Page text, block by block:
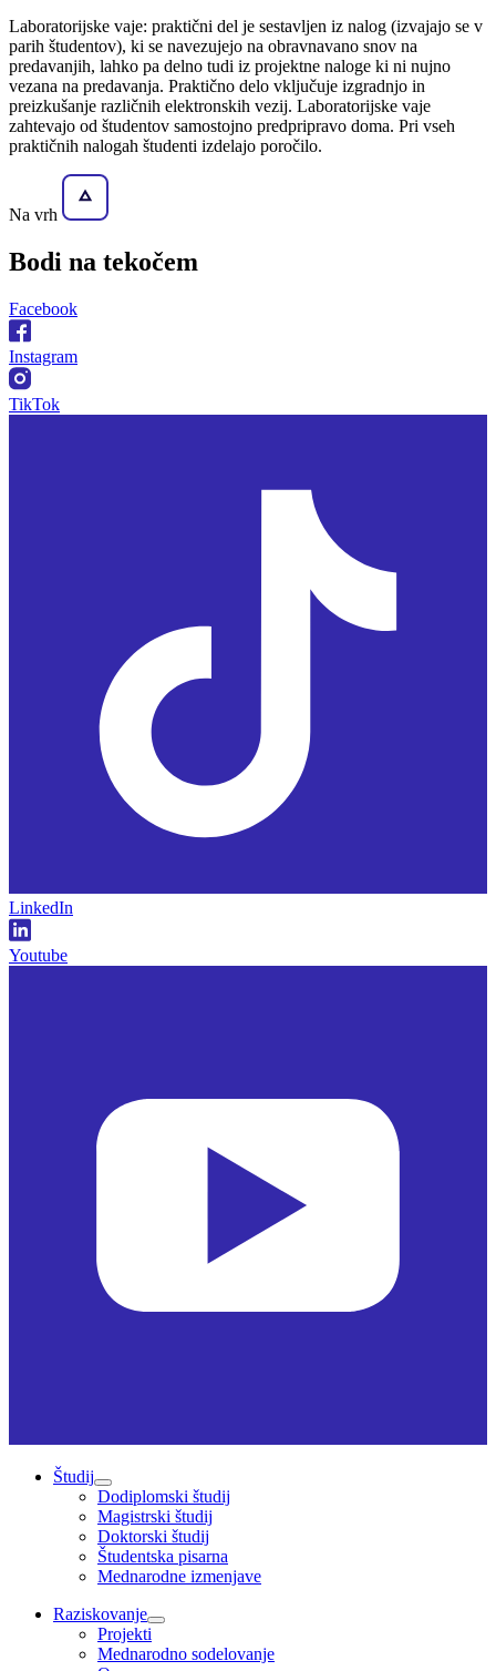
Laboratorijske vaje: praktični del je sestavljen iz nalog (izvajajo se v
parih študentov), ki se navezujejo na obravnavano snov na
predavanjih, lahko pa delno tudi iz projektne naloge ki ni nujno
vezana na predavanja. Praktično delo vključuje izgradnjo in
preizkušanje različnih elektronskih vezij. Laboratorijske vaje
zahtevajo od študentov samostojno predpripravo doma. Pri vseh
praktičnih nalogah študenti izdelajo poročilo.
Na vrh
Bodi na tekočem
Facebook
Instagram
TikTok
LinkedIn
Youtube
Študij
Dodiplomski študij
Magistrski študij
Doktorski študij
Študentska pisarna
Mednarodne izmenjave
Raziskovanje
Projekti
Mednarodno sodelovanje